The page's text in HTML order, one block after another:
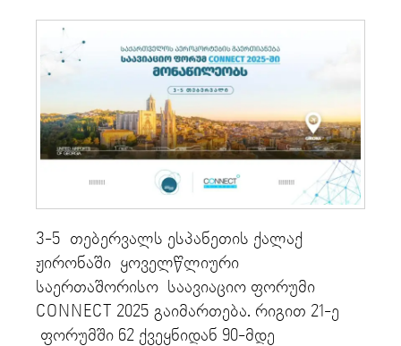
3-5 თებერვალს ესპანეთის ქალაქ
ჟირონაში ყოველწლიური
საერთაშორისო საავიაციო ფორუმი
CONNECT 2025 გაიმართება. რიგით 21-ე
ფორუმში 62 ქვეყნიდან 90-მდე